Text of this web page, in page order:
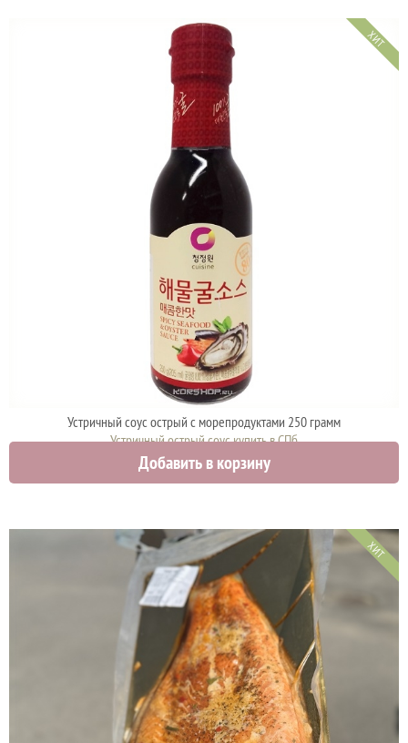
ХИТ
Устричный соус острый с морепродуктами 250 грамм
Устричный острый соус купить в СПб
700 руб.
Добавить в корзину
ХИТ